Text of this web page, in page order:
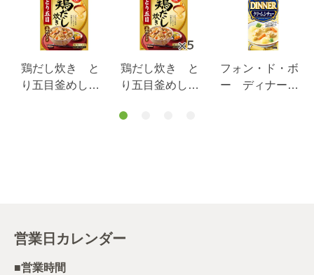
鶏だし炊き と
り五目釜めしの
鶏だし炊き と
り五目釜めしの
個
フォン・ド・ボ
ー ディナーク
営業日カレンダー
■営業時間